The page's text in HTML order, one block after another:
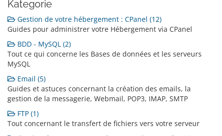
Kategorie
Gestion de votre hébergement : CPanel (12)
Guides pour administrer votre Hébergement via CPanel
BDD - MySQL (2)
Tout ce qui concerne les Bases de données et les serveurs
MySQL
Email (5)
Guides et astuces concernant la création des emails, la
gestion de la messagerie, Webmail, POP3, IMAP, SMTP
FTP (1)
Tout concernant le transfert de fichiers vers votre serveur